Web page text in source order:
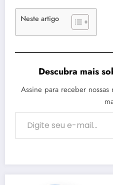
Neste artigo
Descubra mais
Assine para receber
Digite seu e-mail…